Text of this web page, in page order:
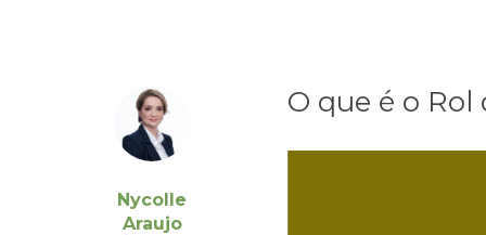
Nycolle
Araujo
O que é o Rol